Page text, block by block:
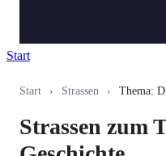
Start
Start › Strassen › Thema:
Strassen zum